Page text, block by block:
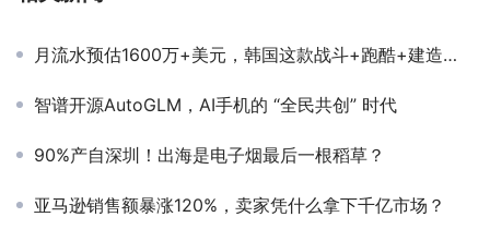
月流水预估1600万+美元，韩国这款战斗+跑酷+建造的游戏成IP“逆行者”
智谱开源AutoGLM，AI手机的 “全民共创” 时代
90%产自深圳！出海是电子烟最后一根稻草？
亚马逊销售额暴涨120%，卖家凭什么拿下千亿市场？